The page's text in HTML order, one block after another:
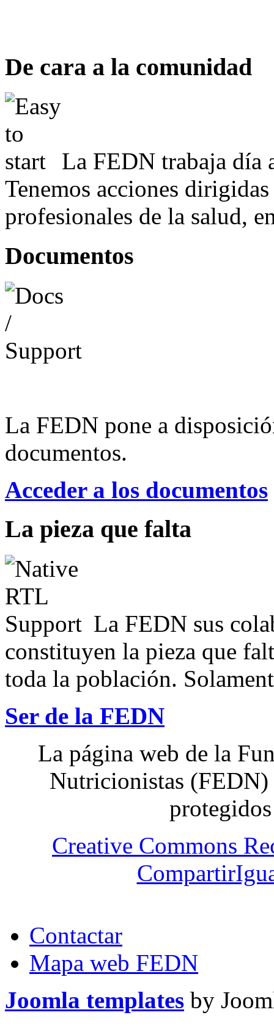
De cara a la comunidad
La FEDN trabaja día
Tenemos acciones
profesionales de la salud,
Documentos
La FEDN pone a
documentos.
Acceder a los documentos
La pieza que falta
La FEDN sus
constituyen la pieza que
toda la población.
Ser de la FEDN
La página web de la
Nutricionistas (FEDN)
Creative Commons
Contactar
Mapa web FEDN
Joomla templates by